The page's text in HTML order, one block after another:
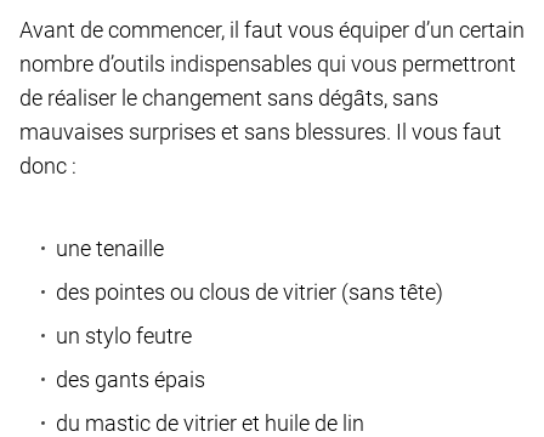
Avant de commencer, il faut vous équiper d’un certain
nombre d’outils indispensables qui vous permettront
de réaliser le changement sans dégâts, sans
mauvaises surprises et sans blessures. Il vous faut
donc :
une tenaille
des pointes ou clous de vitrier (sans tête)
un stylo feutre
des gants épais
du mastic de vitrier et huile de lin